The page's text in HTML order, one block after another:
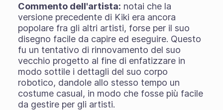
Commento dell'artista: notai che la
versione precedente di Kiki era ancora
popolare fra gli altri artisti, forse per il suo
disegno facile da capire ed eseguire. Questo
fu un tentativo di rinnovamento del suo
vecchio progetto al fine di enfatizzare in
modo sottile i dettagli del suo corpo
robotico, dandole allo stesso tempo un
costume casual, in modo che fosse più facile
da gestire per gli artisti.